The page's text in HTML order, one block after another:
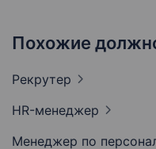
Похожие
Рекрутер
HR-менеджер
Менеджер по